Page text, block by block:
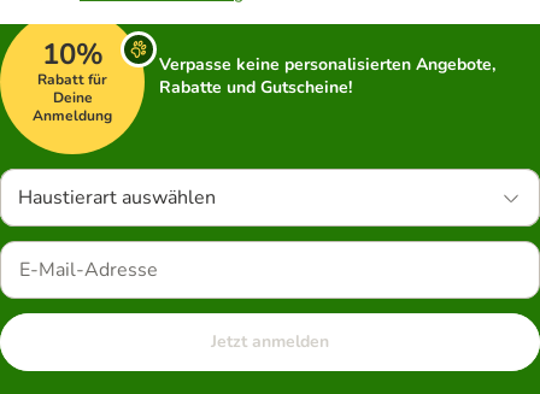
10%
Rabatt für
Deine
Anmeldung
Verpasse keine personalisierten Angebote,
Rabatte und Gutscheine!
Haustierart auswählen
Jetzt anmelden